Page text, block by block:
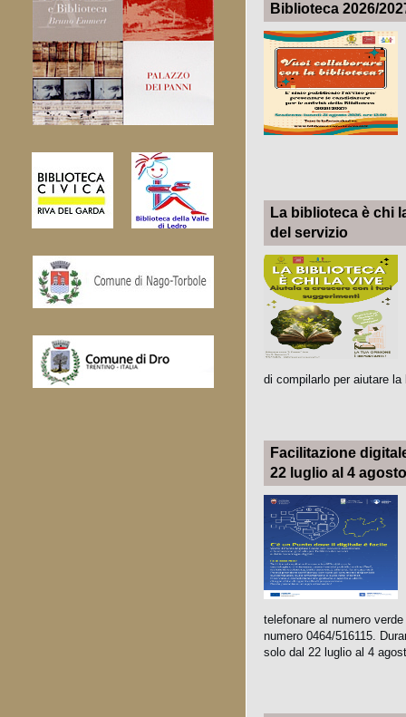
Biblioteca 2026/
La biblioteca è chi
del servizio
di compilarlo per aiutare
Facilitazione
22 luglio al 4 agosto
telefonare al numero
numero 0464/516115.
solo dal 22 luglio al 4